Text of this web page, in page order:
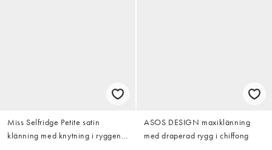
Miss Selfridge Petite satin
klänning med knytning i ryggen i
ASOS DESIGN maxiklänning
med draperad rygg i chiffong